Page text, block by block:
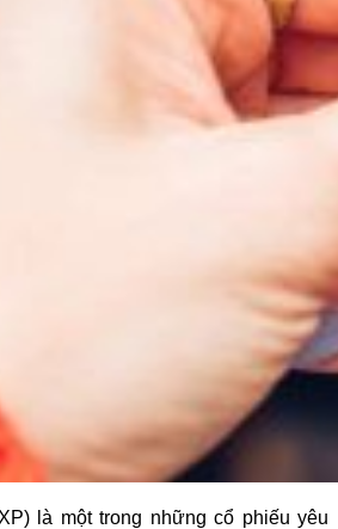
là một trong những cổ phiếu yêu